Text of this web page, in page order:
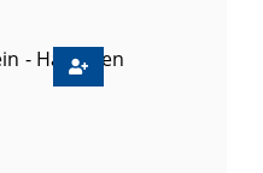
Haltingen